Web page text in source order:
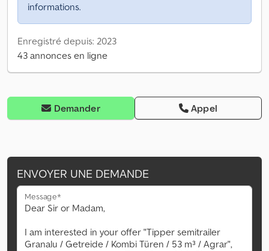
informations.
Enregistré depuis: 2023
43 annonces en ligne
Demander Appel
ENVOYER UNE DEMANDE
Message*